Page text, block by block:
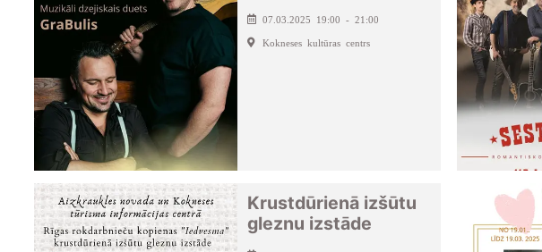
07.03.2025 19:00 - 21:00
Kokneses kultūras centrs
Krustdūrienā izšūtu
gleznu izstāde